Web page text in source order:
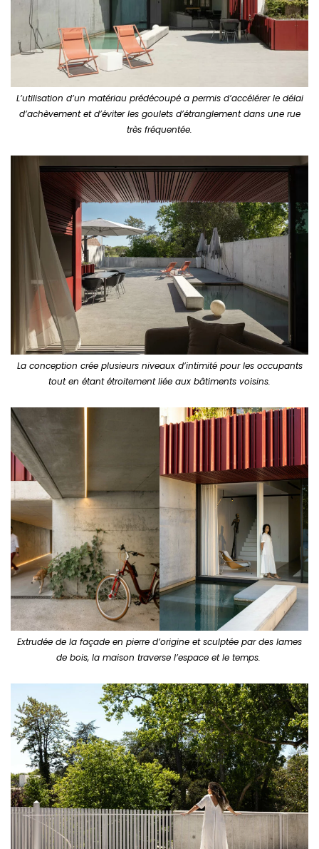
L’utilisation d’un matériau prédécoupé a permis d’accélérer le délai
d’achèvement et d’éviter les goulets d’étranglement dans une rue
très fréquentée.
La conception crée plusieurs niveaux d’intimité pour les occupants
tout en étant étroitement liée aux bâtiments voisins.
Extrudée de la façade en pierre d’origine et sculptée par des lames
de bois, la maison traverse l’espace et le temps.